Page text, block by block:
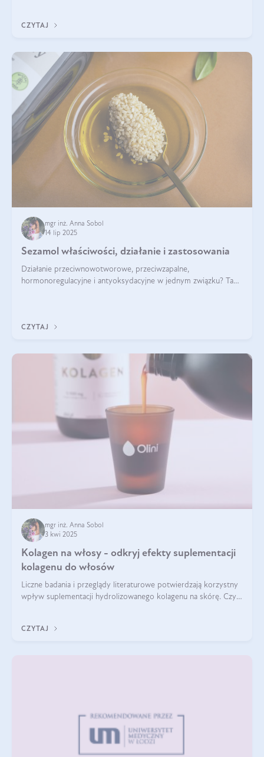
CZYTAJ
mgr inż. Anna Sobol
14 lip 2025
Sezamol właściwości, działanie i zastosowania
Działanie przeciwnowotworowe, przeciwzapalne,
hormonoregulacyjne i antyoksydacyjne w jednym związku? Tak
CZYTAJ
mgr inż. Anna Sobol
3 kwi 2025
Kolagen na włosy - odkryj efekty suplementacji
kolagenu do włosów
Liczne badania i przeglądy literaturowe potwierdzają korzystny
wpływ suplementacji hydrolizowanego kolagenu na skórę. Czy
CZYTAJ